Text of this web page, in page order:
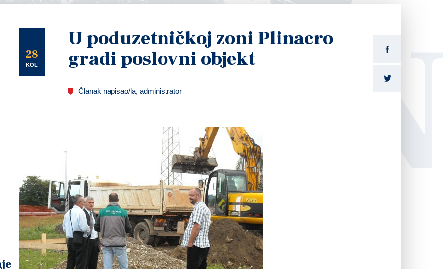
28
KOL
U poduzetničkoj zoni Plinacro
gradi poslovni objekt
Članak napisao/la, administrator